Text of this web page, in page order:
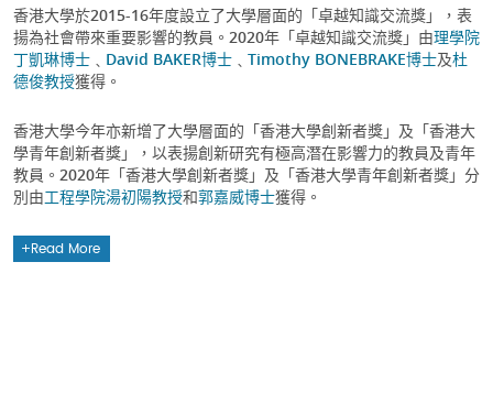
香港大學於2015-16年度設立了大學層面的「卓越知識交流獎」，表
揚為社會帶來重要影響的教員。2020年「卓越知識交流獎」由理學院
丁凱琳博士 ﹑ David BAKER博士 ﹑ Timothy BONEBRAKE博士及杜
德俊教授獲得。
香港大學今年亦新增了大學層面的「香港大學創新者獎」及「香港大
學青年創新者獎」，以表揚創新研究有極高潛在影響力的教員及青年
教員。2020年「香港大學創新者獎」及「香港大學青年創新者獎」分
別由工程學院湯初陽教授和郭嘉威博士獲得。
Read More